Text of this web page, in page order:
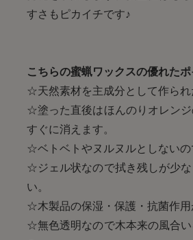
すさもピカイチです♪
こちらの蜜蝋ワックスの優れたポ
☆天然素材を主成分として作られ
☆塗った直後はほんのりオレン
すぐに消えます。
☆ベトベトやヌルヌルとしないの
☆ジェル状なので拭き残しが少
い。
☆木製品の保湿・保護・抗菌作用
☆無色透明なので木本来の風合